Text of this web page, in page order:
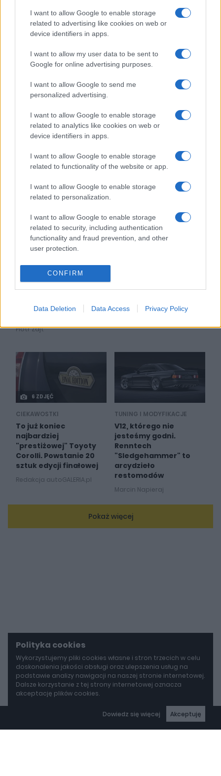
I want to allow Google to enable storage
related to advertising like cookies on web or
device identifiers in apps.
I want to allow my user data to be sent to
Google for online advertising purposes.
I want to allow Google to send me
personalized advertising.
I want to allow Google to enable storage
related to analytics like cookies on web or
device identifiers in apps.
I want to allow Google to enable storage
related to functionality of the website or app.
I want to allow Google to enable storage
related to personalization.
I want to allow Google to enable storage
related to security, including authentication
functionality and fraud prevention, and other
user protection.
CONFIRM
Data Deletion Data Access Privacy Policy
Piotr Zajt
retro-modyfikacje
Marcin Napieraj
5 ZDJĘĆ
CIEKAWOSTKI
Tom's Racing oferuje w
pełni odrestaurowaną,
AE86. Ale zapomnijcie o
niskiej cenie
TUNING I MODYFIKACJE
5 ZDJĘĆ
Prawdziwa pisanka.
Cadillac Escalade od
niezauważony
Piotr Zajt
12 ZDJĘĆ
CIEKAWOSTKI
Nie ma pięciu cylindrów
w Audi. Ale jest V8 w
interpretacja będzie
Piotr Zajt
latach
6 ZDJĘĆ
CIEKAWOSTKI
To już koniec
najbardziej
"prestiżowej" Toyoty
Corolli. Powstanie 20
sztuk edycji finałowej
Redakcja autoGALERIA.pl
TUNING I MODYFIKACJE
V12, którego nie
jesteśmy godni.
Renntech
"Sledgehammer" to
arcydzieło
restomodów
Marcin Napieraj
Pokaż więcej
Polityka cookies
Wykorzystujemy pliki cookies własne i stron trzecich w celu
doskonalenia jakości obsługi oraz ulepszenia usług na
podstawie analizy nawigacji na naszej stronie internetowej.
Dalsze korzystanie z tej strony internetowej oznacza
akceptację plików cookies.
Dowiedz się więcej Akceptuję